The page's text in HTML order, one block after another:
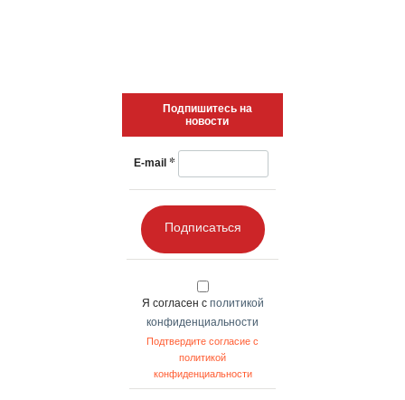
Подпишитесь на
новости
E-mail *
Подписаться
Я согласен с политикой
конфиденциальности
Подтвердите согласие с
политикой
конфиденциальности